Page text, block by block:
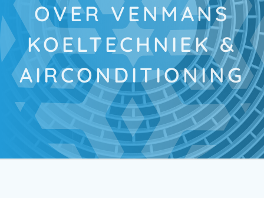
OVER VENMANS
KOELTECHNIEK &
AIRCONDITIONING